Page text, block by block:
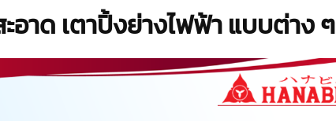
อาด เตาปิ้งย่างไฟฟ้า แบบต่าง ๆ